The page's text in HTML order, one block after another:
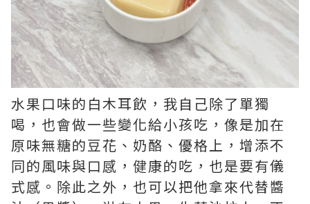
水果口味的白木耳飲，我自己除了單獨
喝，也會做一些變化給小孩吃，像是加在
原味無糖的豆花、奶酪、優格上，增添不
同的風味與口感，健康的吃，也是要有儀
式感。除此之外，也可以把他拿來代替醬